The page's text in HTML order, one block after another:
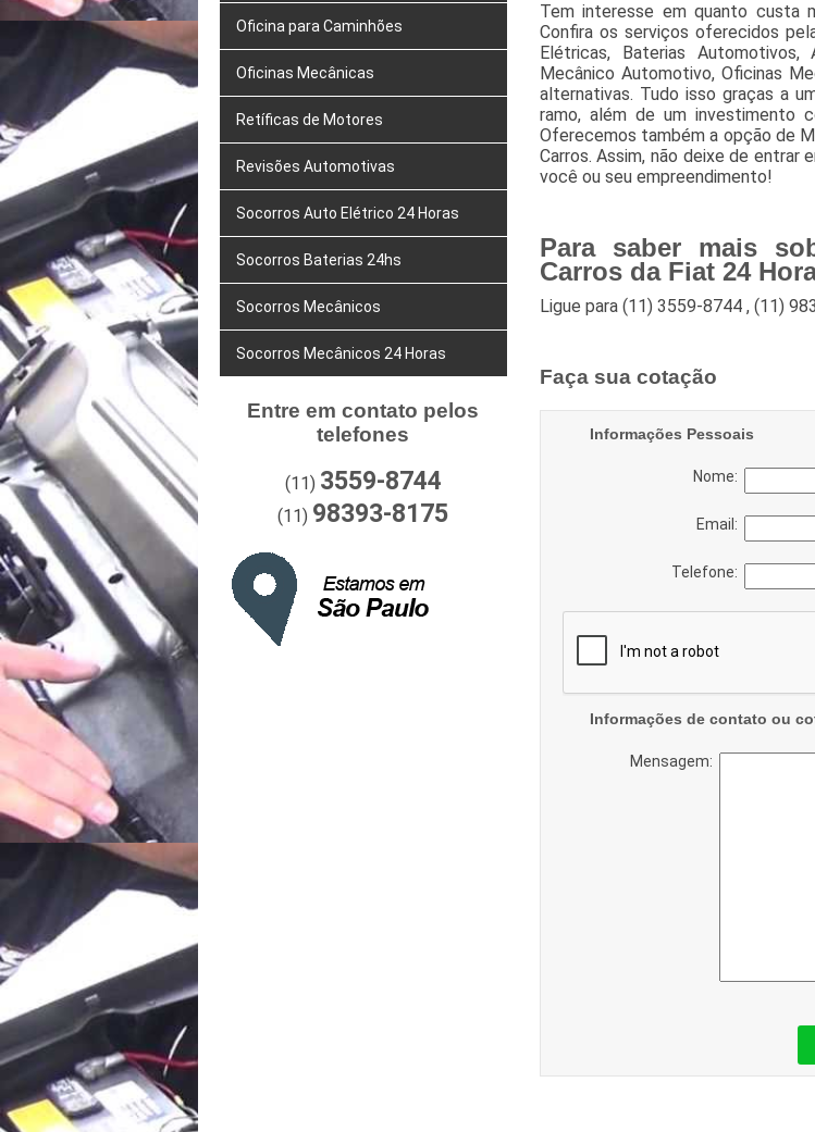
Oficina para Caminhões
Oficinas Mecânicas
Retíficas de Motores
Revisões Automotivas
Socorros Auto Elétrico 24 Horas
Socorros Baterias 24hs
Socorros Mecânicos
Socorros Mecânicos 24 Horas
Entre em contato pelos
telefones
(11) 3559-8744
(11) 98393-8175
Tem interesse em quanto custa
Confira os serviços oferecidos
Elétricas, Baterias
Mecânico Automotivo, Oficinas
alternativas. Tudo isso graças a
ramo, além de um investimento
Oferecemos também a opção de
Carros. Assim, não deixe de entrar
você ou seu empreendimento!
Para saber mais
Carros da Fiat 24
Ligue para (11) 3559-8744 , (11)
Faça sua cotação
Informações Pessoais
Nome:
Email:
Telefone:
Informações de contato ou
Mensagem: